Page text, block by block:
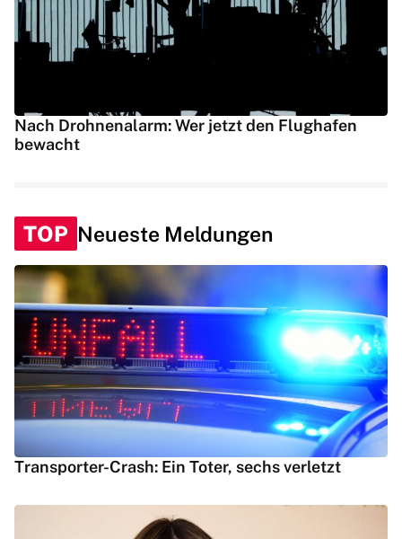
Nach Drohnenalarm: Wer jetzt den Flughafen
bewacht
TOP Neueste Meldungen
Transporter-Crash: Ein Toter, sechs verletzt